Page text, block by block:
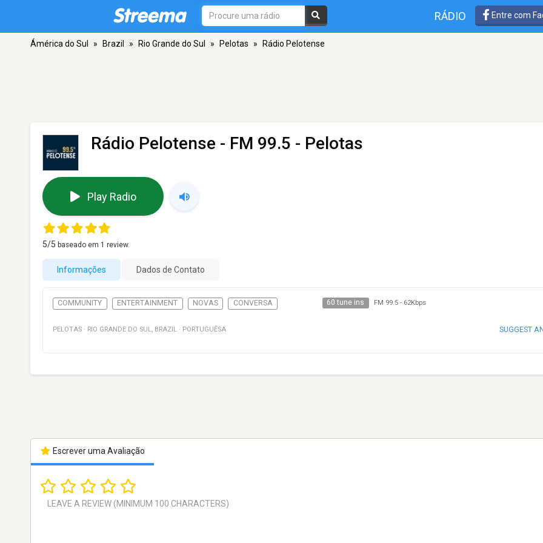
RÁDIO Entre com
Ámérica do Sul » Brazil » Rio Grande do Sul » Pelotas » Rádio Pelotense
Rádio Pelotense - FM 99.5 - Pelotas
Play Radio
5/5 baseado em 1 review.
Informações Dados de Contato
COMMUNITY ENTERTAINMENT NOVAS CONVERSA 60 tune ins FM 99.5- 62Kbps
PELOTAS · RIO GRANDE DO SUL, BRAZIL · PORTUGUÊSA SUGGEST
Escrever uma Avaliação